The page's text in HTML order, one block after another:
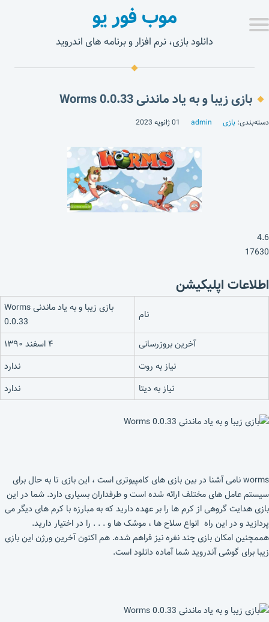
موب فور یو
دانلود بازی، نرم افزار و برنامه های اندروید
بازی زیبا و به یاد ماندنی Worms 0.0.33
دسته‌بندی: بازی admin 01 ژانویه 2023
4.6
17630
اطلاعات اپلیکیشن
نام
بازی زیبا و به یاد ماندنی Worms
0.0.33
آخرین بروزرسانی
۴ اسفند ۱۳۹۰
نیاز به روت
ندارد
نیاز به دیتا
ندارد
worms نامی آشنا در بین بازی های کامپیوتری است ، این بازی تا به حال برای
سیستم عامل های مختلف ارائه شده است و طرفداران بسیاری دارد. شما در این
بازی هدایت گروهی از کرم ها را بر عهده دارید که به مبارزه با کرم های دیگر می
پردازید و در این راه انواع سلاح ها ، موشک ها و . . . را در اختیار دارید.
هممچنین امکان بازی چند نفره نیز فراهم شده. هم اکنون آخرین ورژن این بازی
زیبا برای گوشی آندروید شما آماده دانلود است.